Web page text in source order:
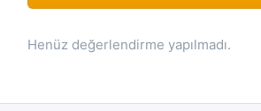
Henüz değerlendirme yapılmadı.